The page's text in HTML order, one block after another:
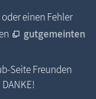
einen Fehler
gutgemeinten
Seite Freunden